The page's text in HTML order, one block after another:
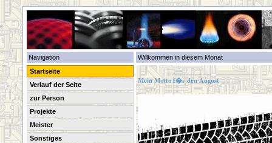
Navigation
Willkommen in diesem Monat
Startseite
Verlauf der Seite
zur Person
Projekte
Meister
Sonstiges
Mein Motto f�r den August